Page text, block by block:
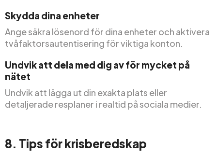
Skydda dina enheter
Ange säkra lösenord för dina enheter och aktivera
tvåfaktorsautentisering för viktiga konton.
Undvik att dela med dig av för mycket på
nätet
Undvik att lägga ut din exakta plats eller
detaljerade resplaner i realtid på sociala medier.
8. Tips för krisberedskap